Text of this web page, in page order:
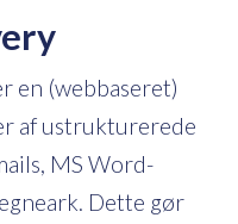
en (webbaseret)
af ustrukturerede
MS Word-
Dette gør